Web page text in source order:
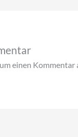
einen Kommentar